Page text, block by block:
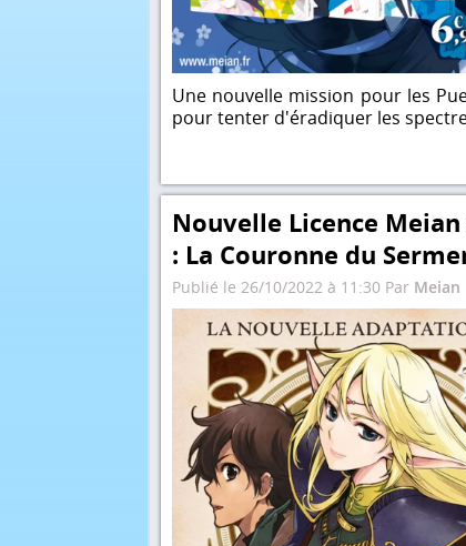
Une nouvelle mission pour les
pour tenter d'éradiquer les
Nouvelle Licence
: La Couronne du
Publié le 26/10/2022 à 11:30 Par Meian